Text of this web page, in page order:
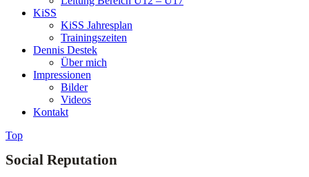
KiSS
KiSS Jahresplan
Trainingszeiten
Dennis Destek
Über mich
Impressionen
Bilder
Videos
Kontakt
Top
Social Reputation